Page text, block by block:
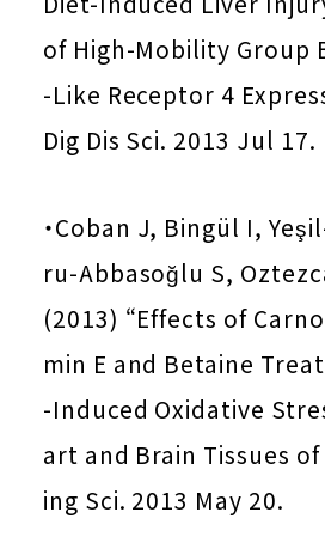
of High-Mobility Group
-Like Receptor 4
Dig Dis Sci. 2013 Jul 17.
・Coban J, Bingül I,
ru-Abbasoğlu S,
(2013) “Effects of
min E and Betaine
-Induced Oxidative
art and Brain Tissues of
ing Sci. 2013 May 20.